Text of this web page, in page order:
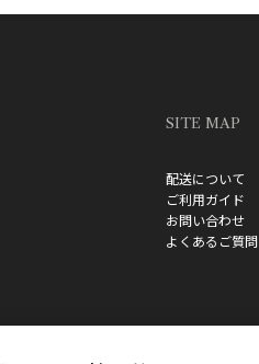
SITE MAP
配送について
ご利用ガイド
お問い合わせ
よくあるご質問